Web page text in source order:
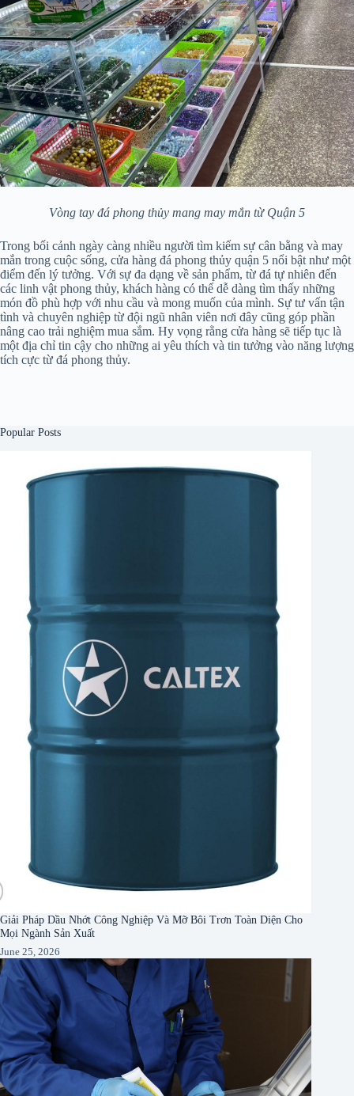
Vòng tay đá phong thủy mang may mắn từ Quận 5
Trong bối cảnh ngày càng nhiều người tìm kiếm sự cân bằng và may
mắn trong cuộc sống, cửa hàng đá phong thủy quận 5 nổi bật như một
điểm đến lý tưởng. Với sự đa dạng về sản phẩm, từ đá tự nhiên đến
các linh vật phong thủy, khách hàng có thể dễ dàng tìm thấy những
món đồ phù hợp với nhu cầu và mong muốn của mình. Sự tư vấn tận
tình và chuyên nghiệp từ đội ngũ nhân viên nơi đây cũng góp phần
nâng cao trải nghiệm mua sắm. Hy vọng rằng cửa hàng sẽ tiếp tục là
một địa chỉ tin cậy cho những ai yêu thích và tin tưởng vào năng lượng
tích cực từ đá phong thủy.
Popular Posts
Giải Pháp Dầu Nhớt Công Nghiệp Và Mỡ Bôi Trơn Toàn Diện Cho
Mọi Ngành Sản Xuất
June 25, 2026